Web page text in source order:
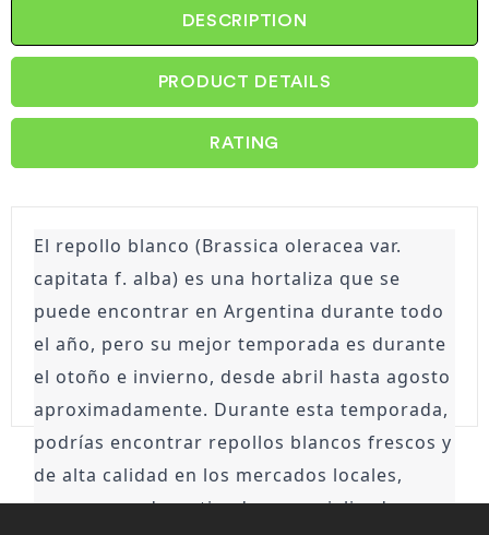
DESCRIPTION
PRODUCT DETAILS
RATING
El repollo blanco (Brassica oleracea var.
capitata f. alba) es una hortaliza que se
puede encontrar en Argentina durante todo
el año, pero su mejor temporada es durante
el otoño e invierno, desde abril hasta agosto
aproximadamente. Durante esta temporada,
podrías encontrar repollos blancos frescos y
de alta calidad en los mercados locales,
supermercados y tiendas especializadas en